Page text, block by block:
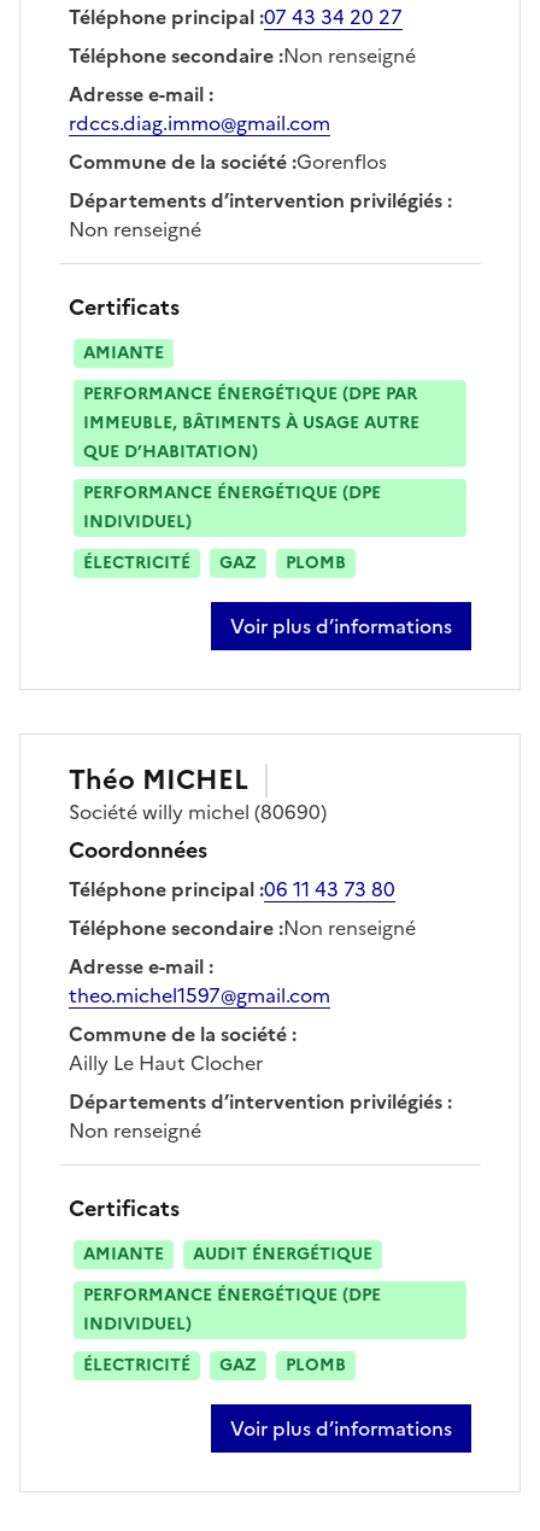
Téléphone principal:07 43 34 20 27
Téléphone secondaire:Non renseigné
Adresse e-mail:
rdccs.diag.immo@gmail.com
Commune de la société:Gorenflos
Départements d’intervention privilégiés:
Non renseigné
Certificats
AMIANTE
PERFORMANCE ÉNERGÉTIQUE (DPE PAR
IMMEUBLE, BÂTIMENTS À USAGE AUTRE
QUE D’HABITATION)
PERFORMANCE ÉNERGÉTIQUE (DPE
INDIVIDUEL)
ÉLECTRICITÉ
GAZ PLOMB
Voir plus d’informations
sur romuald cailly
Théo MICHEL
Sociétéwilly michel (80690)
Coordonnées
Téléphone principal:06 11 43 73 80
Téléphone secondaire:Non renseigné
Adresse e-mail:
theo.michel1597@gmail.com
Commune de la société:
Ailly Le Haut Clocher
Départements d’intervention privilégiés:
Non renseigné
Certificats
AMIANTE
AUDIT ÉNERGÉTIQUE
PERFORMANCE ÉNERGÉTIQUE (DPE
INDIVIDUEL)
ÉLECTRICITÉ
GAZ PLOMB
Voir plus d’informations
sur théo michel